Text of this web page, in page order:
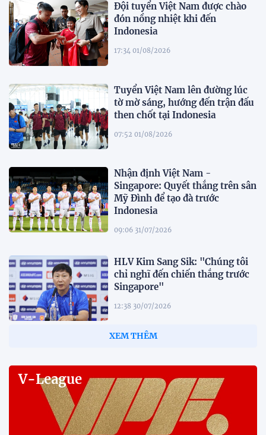
Đội tuyển Việt Nam được chào
đón nồng nhiệt khi đến
Indonesia
17:34 01/08/2026
Tuyển Việt Nam lên đường lúc
tờ mờ sáng, hướng đến trận đấu
then chốt tại Indonesia
07:52 01/08/2026
Nhận định Việt Nam -
Singapore: Quyết thắng trên sân
Mỹ Đình để tạo đà trước
Indonesia
09:06 31/07/2026
HLV Kim Sang Sik: "Chúng tôi
chỉ nghĩ đến chiến thắng trước
Singapore"
12:38 30/07/2026
12:32 30/07/2026
Tiền đạo Đình Bắc: "Chỉ cần đội